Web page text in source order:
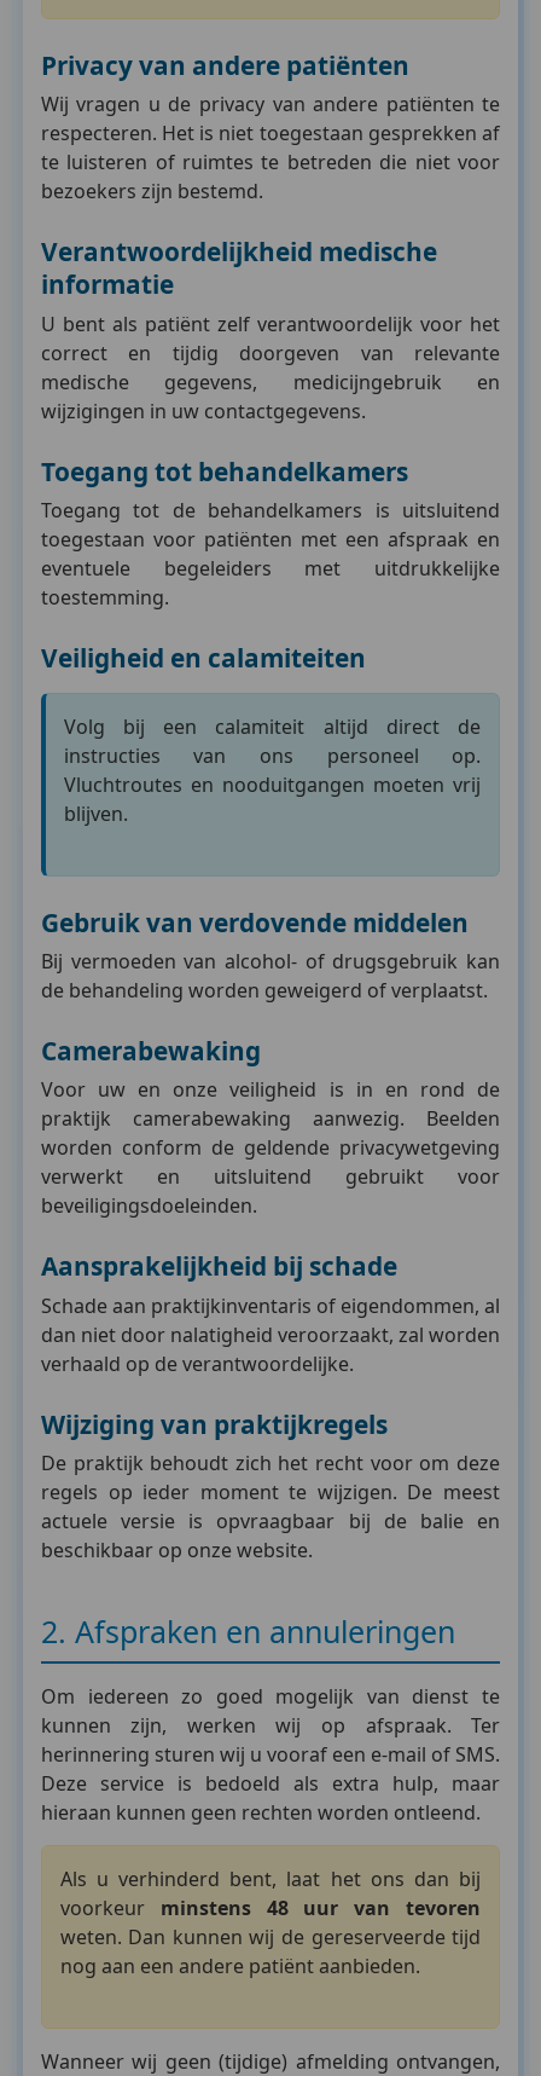
Privacy van andere patiënten
Wij vragen u de privacy van andere patiënten te
respecteren. Het is niet toegestaan gesprekken af
te luisteren of ruimtes te betreden die niet voor
bezoekers zijn bestemd.
Verantwoordelijkheid medische
informatie
U bent als patiënt zelf verantwoordelijk voor het
correct en tijdig doorgeven van relevante
medische gegevens, medicijngebruik en
wijzigingen in uw contactgegevens.
Toegang tot behandelkamers
Toegang tot de behandelkamers is uitsluitend
toegestaan voor patiënten met een afspraak en
eventuele begeleiders met uitdrukkelijke
toestemming.
Veiligheid en calamiteiten
Volg bij een calamiteit altijd direct de
instructies van ons personeel op.
Vluchtroutes en nooduitgangen moeten vrij
blijven.
Gebruik van verdovende middelen
Bij vermoeden van alcohol- of drugsgebruik kan
de behandeling worden geweigerd of verplaatst.
Camerabewaking
Voor uw en onze veiligheid is in en rond de
praktijk camerabewaking aanwezig. Beelden
worden conform de geldende privacywetgeving
verwerkt en uitsluitend gebruikt voor
beveiligingsdoeleinden.
Aansprakelijkheid bij schade
Schade aan praktijkinventaris of eigendommen, al
dan niet door nalatigheid veroorzaakt, zal worden
verhaald op de verantwoordelijke.
Wijziging van praktijkregels
De praktijk behoudt zich het recht voor om deze
regels op ieder moment te wijzigen. De meest
actuele versie is opvraagbaar bij de balie en
beschikbaar op onze website.
2. Afspraken en annuleringen
Om iedereen zo goed mogelijk van dienst te
kunnen zijn, werken wij op afspraak. Ter
herinnering sturen wij u vooraf een e-mail of SMS.
Deze service is bedoeld als extra hulp, maar
hieraan kunnen geen rechten worden ontleend.
Als u verhinderd bent, laat het ons dan bij
voorkeur minstens 48 uur van tevoren
weten. Dan kunnen wij de gereserveerde tijd
nog aan een andere patiënt aanbieden.
Wanneer wij geen (tijdige) afmelding ontvangen,